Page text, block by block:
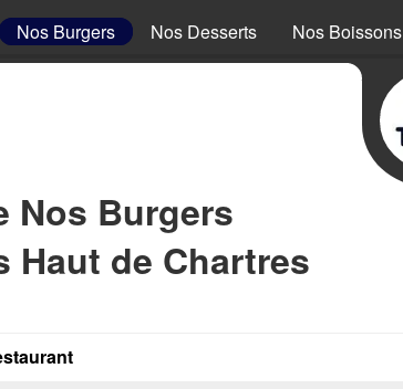
Nos Burgers Nos Desserts Nos Boissons
Nos Burgers
Haut de Chartres